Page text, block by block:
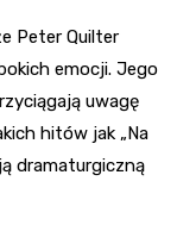
Peter Quilter
emocji. Jego
uwagę
hitów jak „Na
dramaturgiczną